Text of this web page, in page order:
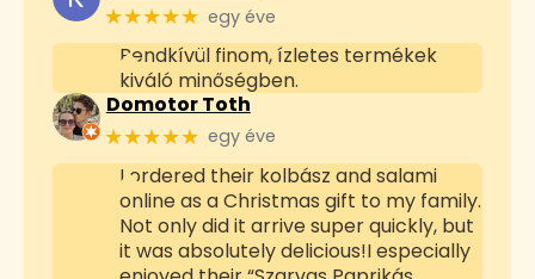
★★★★★ egy éve
Rendkívül finom, ízletes termékek
kiváló minőségben.
Domotor Toth
★★★★★ egy éve
I ordered their kolbász and salami
online as a Christmas gift to my family.
Not only did it arrive super quickly, but
it was absolutely delicious!I especially